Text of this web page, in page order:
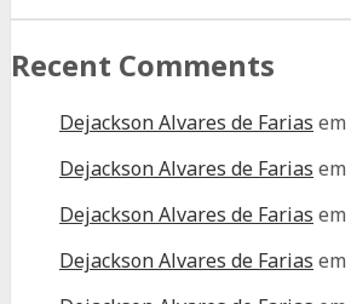
Recent Comments
Dejackson Alvares de Farias em
Dejackson Alvares de Farias em
Dejackson Alvares de Farias em
Dejackson Alvares de Farias em